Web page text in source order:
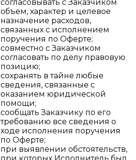
согласовывать с Заказчиком
объем, характер и целевое
назначение расходов,
связанных с исполнением
поручения по Оферте;
совместно с Заказчиком
согласовать по делу правовую
позицию;
сохранять в тайне любые
сведения, связанные с
оказанием юридической
помощи;
сообщать Заказчику по его
требованию все сведения о
ходе исполнения поручения
по Оферте;
при выявлении обстоятельств,